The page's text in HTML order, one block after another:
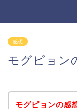
感想
モグピョン
モグピョンの感